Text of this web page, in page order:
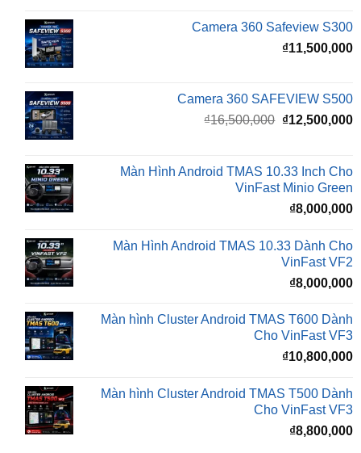
Camera 360 SAFEVIEW S500
gốc
₫16,500,000.
Màn Hình Android TMAS 10.33 Inch Cho
₫8,000,000
Màn Hình Android TMAS 10.33 Dành Cho
₫8,000,000
Màn hình Cluster Android TMAS T600 Dành
Cho VinFast VF3
₫10,800,000
Màn hình Cluster Android TMAS T500 Dành
₫8,800,000
BÀI VIẾT MỚI